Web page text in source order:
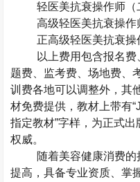
轻医美抗衰操作师（
高级轻医美抗衰操作
正高级轻医美抗衰操
以上费用包含报名
题费、监考费、场地费、
训费各地可以调整外，其
材免费提供，教材上带有“
指定教材”字样，为正式
权威。
随着美容健康消费
提高，具备专业资质、掌